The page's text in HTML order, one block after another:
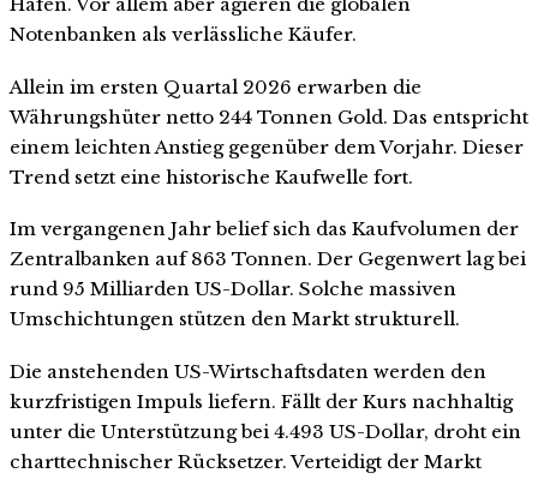
Notenbanken als verlässliche Käufer.
Allein im ersten Quartal 2026 erwarben die
Währungshüter netto 244 Tonnen Gold. Das entspricht
einem leichten Anstieg gegenüber dem Vorjahr. Dieser
Trend setzt eine historische Kaufwelle fort.
Im vergangenen Jahr belief sich das Kaufvolumen der
Zentralbanken auf 863 Tonnen. Der Gegenwert lag bei
rund 95 Milliarden US-Dollar. Solche massiven
Umschichtungen stützen den Markt strukturell.
Die anstehenden US-Wirtschaftsdaten werden den
kurzfristigen Impuls liefern. Fällt der Kurs nachhaltig
unter die Unterstützung bei 4.493 US-Dollar, droht ein
charttechnischer Rücksetzer. Verteidigt der Markt